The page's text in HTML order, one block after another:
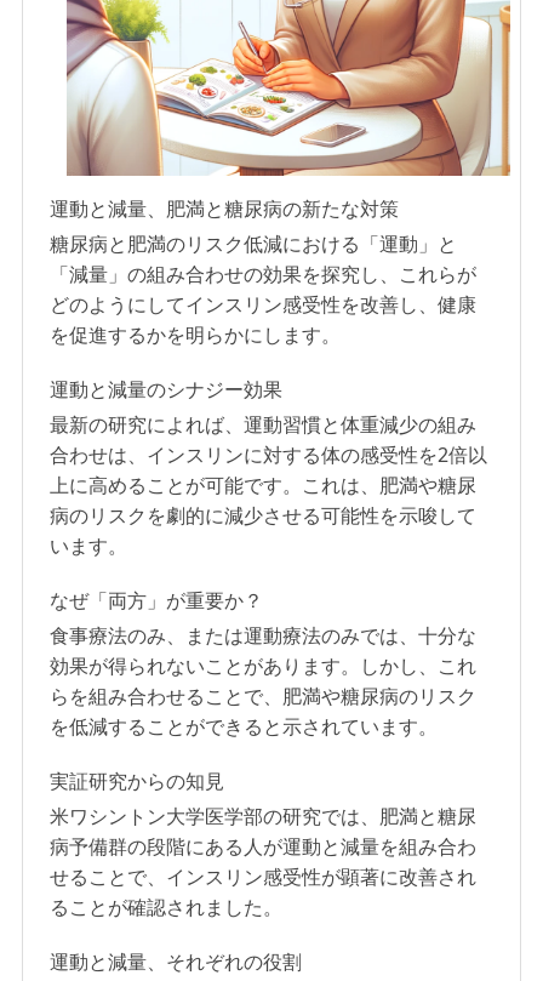
運動と減量、肥満と糖尿病の新たな対策
糖尿病と肥満のリスク低減における「運動」と
「減量」の組み合わせの効果を探究し、これらが
どのようにしてインスリン感受性を改善し、健康
を促進するかを明らかにします。
運動と減量のシナジー効果
最新の研究によれば、運動習慣と体重減少の組み
合わせは、インスリンに対する体の感受性を2倍以
上に高めることが可能です。これは、肥満や糖尿
病のリスクを劇的に減少させる可能性を示唆して
います。
なぜ「両方」が重要か？
食事療法のみ、または運動療法のみでは、十分な
効果が得られないことがあります。しかし、これ
らを組み合わせることで、肥満や糖尿病のリスク
を低減することができると示されています。
実証研究からの知見
米ワシントン大学医学部の研究では、肥満と糖尿
病予備群の段階にある人が運動と減量を組み合わ
せることで、インスリン感受性が顕著に改善され
ることが確認されました。
運動と減量、それぞれの役割